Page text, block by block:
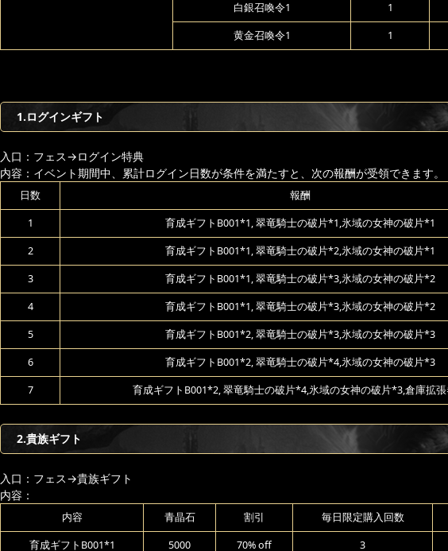
白銀召喚令1 1
黄金召喚令1 1
1.ログインギフト
入口：フェス→ログイン特典
内容：イベント期間中、累計ログイン日数が条件を満たすと、次の報酬が受領できます。
日数 報酬
1 育成ギフトB001*1, 翠竜騎士の破片*1,氷域の女神の破片*1
2 育成ギフトB001*1, 翠竜騎士の破片*2,氷域の女神の破片*1
3 育成ギフトB001*1, 翠竜騎士の破片*3,氷域の女神の破片*2
4 育成ギフトB001*1, 翠竜騎士の破片*3,氷域の女神の破片*2
5 育成ギフトB001*2, 翠竜騎士の破片*3,氷域の女神の破片*3
6 育成ギフトB001*2, 翠竜騎士の破片*4,氷域の女神の破片*3
7 育成ギフトB001*2, 翠竜騎士の破片*4,氷域の女神の破片*3,倉庫拡
2.貴族ギフト
入口：フェス→貴族ギフト
内容：
内容 青晶石 割引 毎日限定購入回数
育成ギフトB001*1 5000 70% off 3